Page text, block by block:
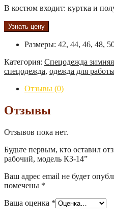
В костюм входит: куртка и
Узнать цену
Размеры: 42, 44, 46, 48,
Категория: Спецодежда зимняя
спецодежда, одежда для
Отзывы (0)
Отзывы
Отзывов пока нет.
Будьте первым, кто оставил
рабочий, модель КЗ-14”
Ваш адрес email не будет
помечены *
Ваша оценка *